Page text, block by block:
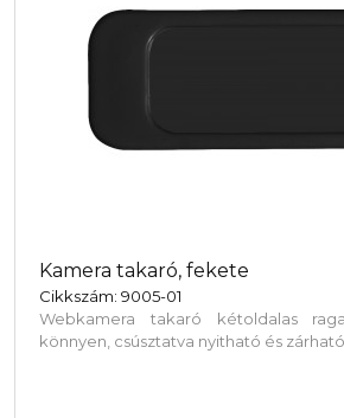
Kamera takaró, fekete
Cikkszám: 9005-01
Webkamera takaró kétoldalas
könnyen, csúsztatva nyitható és